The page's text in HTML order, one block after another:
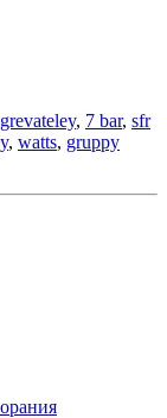
, 7 bar, sfr
, watts, gruppy